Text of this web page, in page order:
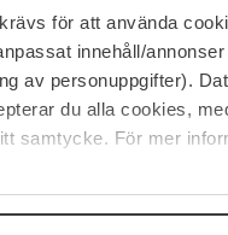
för att använda
innehåll/
av personuppgifter).
du alla cookies,
samtycke. För mer
The Beauty Edit
Jobb hos oss
Samarbeidspartner